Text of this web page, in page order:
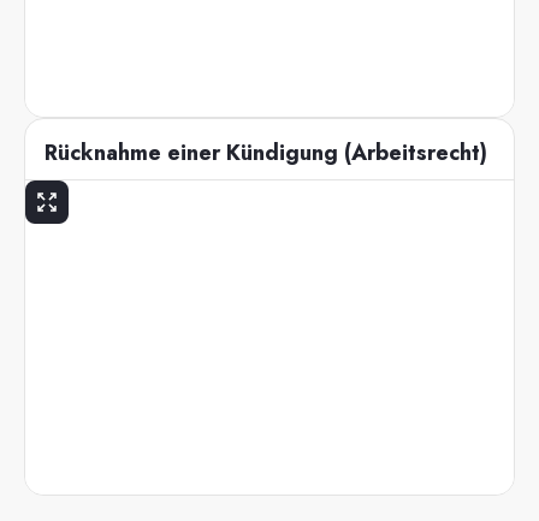
Rücknahme einer Kündigung (Arbeitsrecht)